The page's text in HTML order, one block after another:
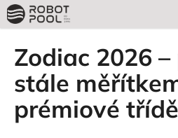
Přejít
na
obsah
Zodiac 2026
stále
prémiové třídě
K
o
C
o
p